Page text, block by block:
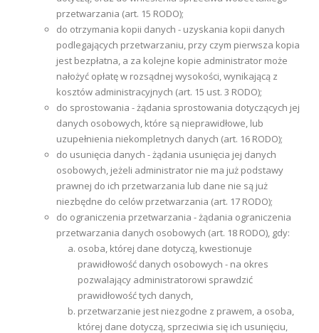
przetwarzania (art. 15 RODO);
do otrzymania kopii danych - uzyskania kopii danych
podlegających przetwarzaniu, przy czym pierwsza kopia
jest bezpłatna, a za kolejne kopie administrator może
nałożyć opłatę w rozsądnej wysokości, wynikającą z
kosztów administracyjnych (art. 15 ust. 3 RODO);
do sprostowania - żądania sprostowania dotyczących jej
danych osobowych, które są nieprawidłowe, lub
uzupełnienia niekompletnych danych (art. 16 RODO);
do usunięcia danych - żądania usunięcia jej danych
osobowych, jeżeli administrator nie ma już podstawy
prawnej do ich przetwarzania lub dane nie są już
niezbędne do celów przetwarzania (art. 17 RODO);
do ograniczenia przetwarzania - żądania ograniczenia
przetwarzania danych osobowych (art. 18 RODO), gdy:
osoba, której dane dotyczą, kwestionuje
prawidłowość danych osobowych - na okres
pozwalający administratorowi sprawdzić
prawidłowość tych danych,
przetwarzanie jest niezgodne z prawem, a osoba,
której dane dotyczą, sprzeciwia się ich usunięciu,